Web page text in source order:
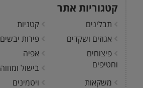
קטגוריות אתר
תבלינים
קטניות
אגוזים ושקדים
פירות יבשים
פיצוחים
וחטיפים
אפיה
בישול ומזווה
משקאות
ויטמינים